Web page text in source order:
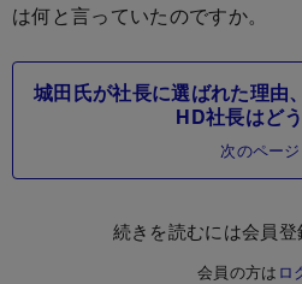
は何と言っていたのですか。
城田氏が社長に選ばれた理由
HD社長はど
次のページ
続きを読むには会員登
会員の方は ロ